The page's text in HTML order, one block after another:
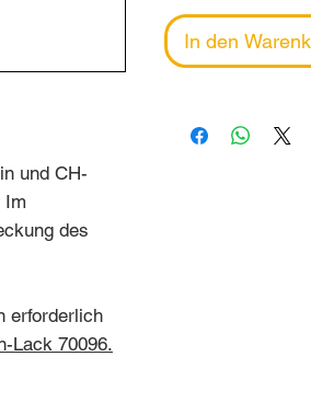
und CH-
Im
des
erforderlich
Lack 70096.
In den